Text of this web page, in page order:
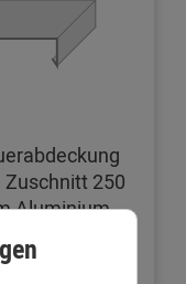
Zuschnitt 250
Aluminium
0,8 mm